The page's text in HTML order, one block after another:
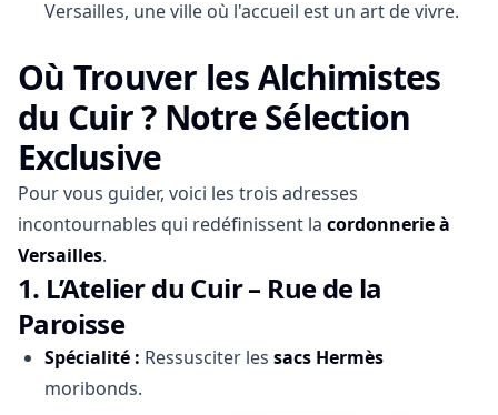
Versailles, une ville où l'accueil est un art de vivre.
Où Trouver les Alchimistes
du Cuir ? Notre Sélection
Exclusive
Pour vous guider, voici les trois adresses
incontournables qui redéfinissent la cordonnerie à
Versailles.
1. L’Atelier du Cuir – Rue de la
Paroisse
Spécialité : Ressusciter les sacs Hermès
moribonds.